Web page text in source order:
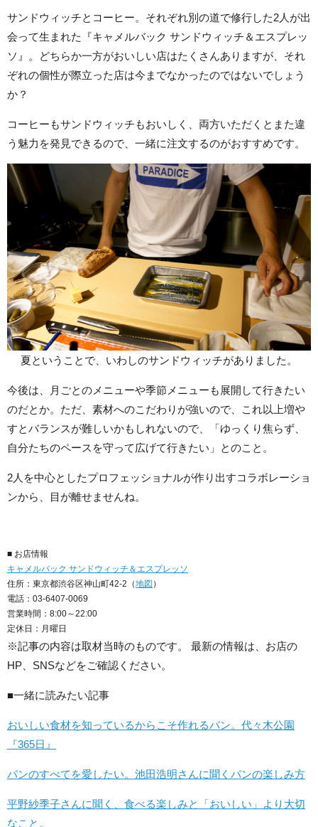
サンドウィッチとコーヒー。それぞれ別の道で修行した2人が出
会って生まれた『キャメルバック サンドウィッチ＆エスプレッ
ソ』。どちらか一方がおいしい店はたくさんありますが、それ
ぞれの個性が際立った店は今までなかったのではないでしょう
か？
コーヒーもサンドウィッチもおいしく、両方いただくとまた違
う魅力を発見できるので、一緒に注文するのがおすすめです。
夏ということで、いわしのサンドウィッチがありました。
今後は、月ごとのメニューや季節メニューも展開して行きたい
のだとか。ただ、素材へのこだわりが強いので、これ以上増や
すとバランスが難しいかもしれないので、「ゆっくり焦らず、
自分たちのペースを守って広げて行きたい」とのこと。
2人を中心としたプロフェッショナルが作り出すコラボレーショ
ンから、目が離せませんね。
■ お店情報
キャメルバック サンドウィッチ＆エスプレッソ
住所：東京都渋谷区神山町42-2（地図 ）
電話：03-6407-0069
営業時間：8:00～22:00
定休日：月曜日
※記事の内容は取材当時のものです。 最新の情報は、お店の
HP、SNSなどをご確認ください。
■一緒に読みたい記事
おいしい食材を知っているからこそ作れるパン。代々木公園
『365日』
パンのすべてを愛したい。池田浩明さんに聞くパンの楽しみ方
平野紗季子さんに聞く、食べる楽しみと「おいしい」より大切
なこと。